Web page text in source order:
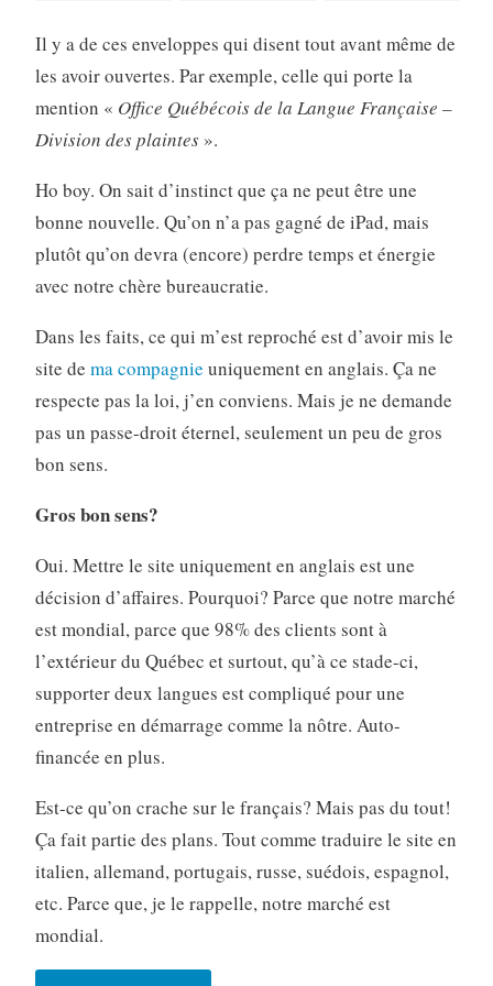
Il y a de ces enveloppes qui disent tout avant même de
les avoir ouvertes. Par exemple, celle qui porte la
mention « Office Québécois de la Langue Française –
Division des plaintes».
Ho boy. On sait d’instinct que ça ne peut être une
bonne nouvelle. Qu’on n’a pas gagné de iPad, mais
plutôt qu’on devra (encore) perdre temps et énergie
avec notre chère bureaucratie.
Dans les faits, ce qui m’est reproché est d’avoir mis le
site de ma compagnie uniquement en anglais. Ça ne
respecte pas la loi, j’en conviens. Mais je ne demande
pas un passe-droit éternel, seulement un peu de gros
bon sens.
Gros bon sens?
Oui. Mettre le site uniquement en anglais est une
décision d’affaires. Pourquoi? Parce que notre marché
est mondial, parce que 98% des clients sont à
l’extérieur du Québec et surtout, qu’à ce stade-ci,
supporter deux langues est compliqué pour une
entreprise en démarrage comme la nôtre. Auto-
financée en plus.
Est-ce qu’on crache sur le français? Mais pas du tout!
Ça fait partie des plans. Tout comme traduire le site en
italien, allemand, portugais, russe, suédois, espagnol,
etc. Parce que, je le rappelle, notre marché est
mondial.